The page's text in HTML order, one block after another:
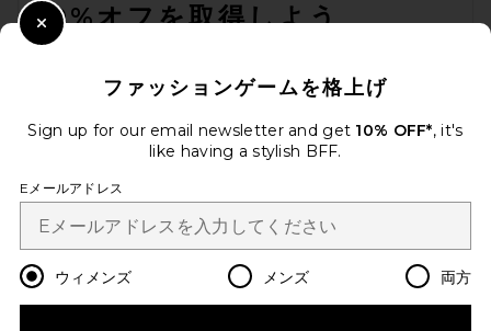
10%オフを取得しよう
も配信停止できます。
プライバシーポリシー
Change Country Regions
ja USD
ファッションゲームを格上げ
Sign up for our email newsletter and get 10% OFF*, it's
like having a stylish BFF.
Eメールアドレス
ウィメンズ メンズ 両方
Close Modal